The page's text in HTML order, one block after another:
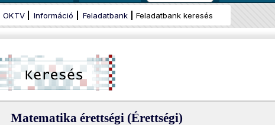
OKTV Információ Feladatbank Feladatbank keresés
Matematika érettségi (Érettségi)